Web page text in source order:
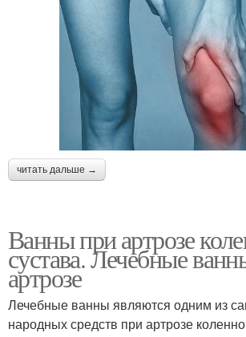
читать дальше →
Ванны при артрозе
сустава. Лечебные
артрозе
Лечебные ванны являются одним из
народных средств при артрозе